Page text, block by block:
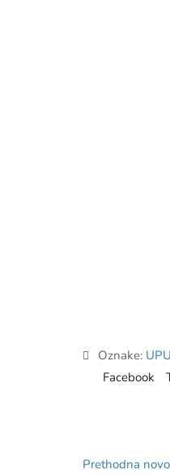
Oznake:
Facebook
Prethodna